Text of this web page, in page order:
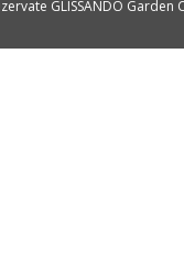
GLISSANDO Garden